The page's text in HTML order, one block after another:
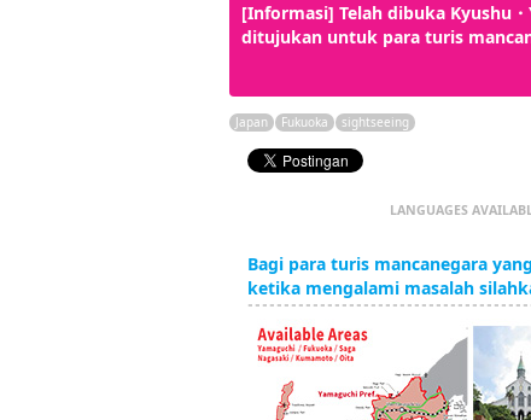
[Informasi] Telah dibuka Kyushu
ditujukan untuk para turis
Japan Fukuoka sightseeing
LANGUAGES
Bagi para turis mancanegara
ketika mengalami masalah